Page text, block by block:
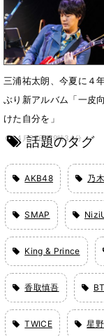
6月5日 22時05分
三浦祐太朗、今夏に４
ぶり新アルバム「一皮向
けた自分を」
4月29日 09時34分
話題のタグ
AKB48 乃
SMAP
King & Prince
香取慎吾
TWICE 星